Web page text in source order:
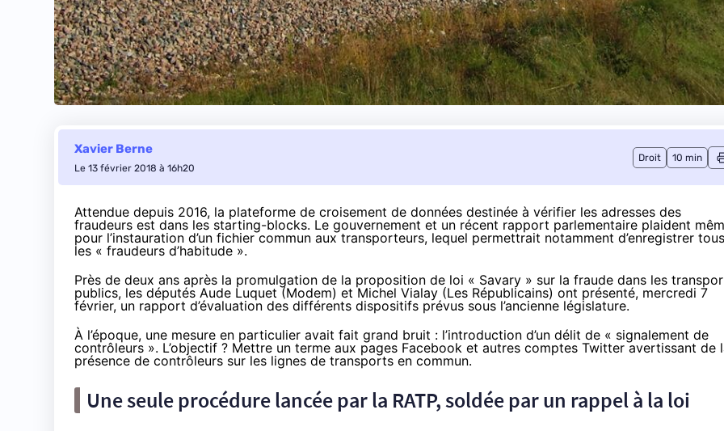
Xavier Berne
Le 13 février 2018 à 16h20
Droit 10 min
Attendue depuis 2016, la plateforme de croisement de données destinée à vérifier les adresses des
fraudeurs est dans les starting-blocks. Le gouvernement et un récent rapport parlementaire plaident
pour l’instauration d’un fichier commun aux transporteurs, lequel permettrait notamment d’enregistrer tous
les « fraudeurs d’habitude ».
Près de deux ans après la promulgation de la proposition de loi « Savary » sur la fraude dans les
publics, les députés Aude Luquet (Modem) et Michel Vialay (Les Républicains) ont présenté, mercredi 7
février, un rapport d’évaluation des différents dispositifs prévus sous l’ancienne législature.
À l’époque, une mesure en particulier avait fait grand bruit : l’introduction d’un délit de « signalement de
contrôleurs ». L’objectif ? Mettre un terme aux pages Facebook et autres comptes Twitter avertissant de
présence de contrôleurs sur les lignes de transports en commun.
Une seule procédure lancée par la RATP, soldée par un rappel à la loi